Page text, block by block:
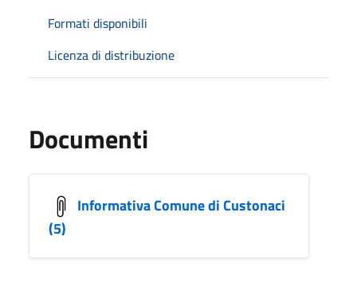
Formati disponibili
Licenza di distribuzione
Documenti
Informativa Comune di Custonaci
(5)